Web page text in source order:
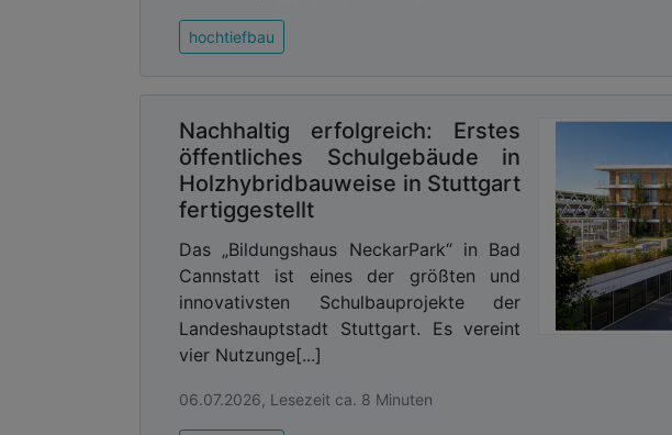
hochtiefbau
Nachhaltig erfolgreich: Erstes
öffentliches Schulgebäude in
Holzhybridbauweise in Stuttgart
fertiggestellt
Das „Bildungshaus NeckarPark“ in Bad
Cannstatt ist eines der größten und
innovativsten Schulbauprojekte der
Landeshauptstadt Stuttgart. Es vereint
vier Nutzunge[...]
06.07.2026, Lesezeit ca. 8 Minuten